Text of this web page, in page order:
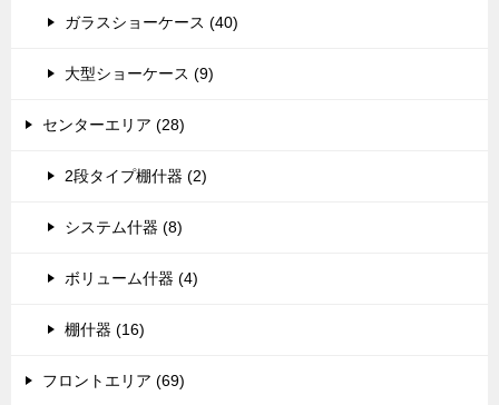
ガラスショーケース (40)
大型ショーケース (9)
センターエリア (28)
2段タイプ棚什器 (2)
システム什器 (8)
ボリューム什器 (4)
棚什器 (16)
フロントエリア (69)